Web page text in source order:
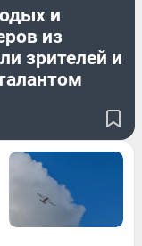
и
из
зрителей и